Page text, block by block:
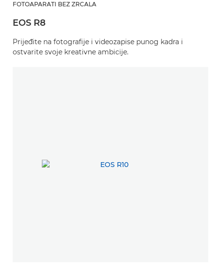
FOTOAPARATI BEZ ZRCALA
EOS R8
Prijeđite na fotografije i videozapise punog kadra i
ostvarite svoje kreativne ambicije.